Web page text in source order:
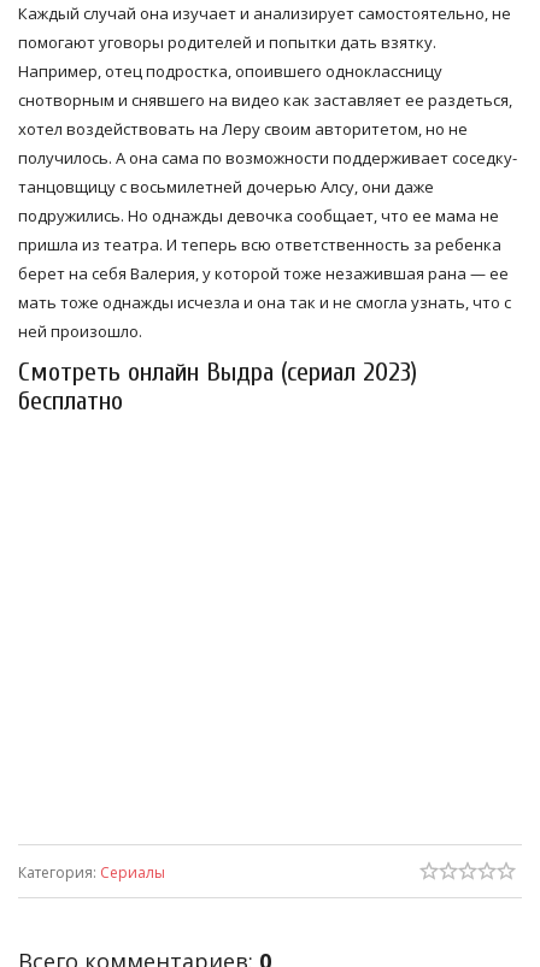
Каждый случай она изучает и анализирует самостоятельно, не
помогают уговоры родителей и попытки дать взятку.
Например, отец подростка, опоившего одноклассницу
снотворным и снявшего на видео как заставляет ее раздеться,
хотел воздействовать на Леру своим авторитетом, но не
получилось. А она сама по возможности поддерживает соседку-
танцовщицу с восьмилетней дочерью Алсу, они даже
подружились. Но однажды девочка сообщает, что ее мама не
пришла из театра. И теперь всю ответственность за ребенка
берет на себя Валерия, у которой тоже незажившая рана — ее
мать тоже однажды исчезла и она так и не смогла узнать, что с
ней произошло.
Смотреть онлайн Выдра (сериал 2023)
бесплатно
Категория: Сериалы
Всего комментариев: 0